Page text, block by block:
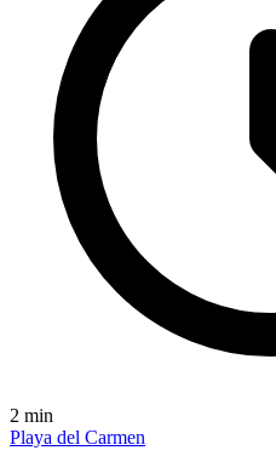
2 min
Playa del Carmen